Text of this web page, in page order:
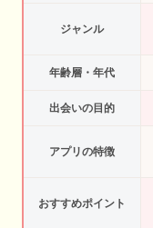
ジャンル
年齢層・年代
出会いの目的
アプリの特徴
おすすめポイント